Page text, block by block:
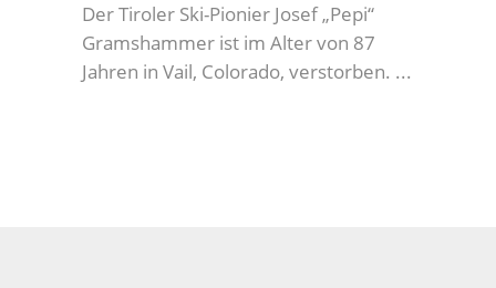
Der Tiroler Ski-Pionier Josef „Pepi“
Gramshammer ist im Alter von 87
Jahren in Vail, Colorado, verstorben.